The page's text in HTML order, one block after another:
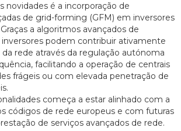
novidades é a incorporação de
de grid-forming (GFM) em inversores
a algoritmos avançados de
podem contribuir ativamente
da rede através da regulação autónoma
facilitando a operação de centrais
frágeis ou com elevada penetração de
começa a estar alinhado com a
códigos de rede europeus e com futuras
de serviços avançados de rede.